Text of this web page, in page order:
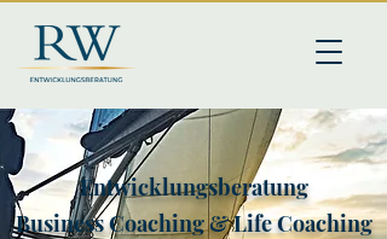
Entwicklungsberatung
Business Coaching & Life Coaching